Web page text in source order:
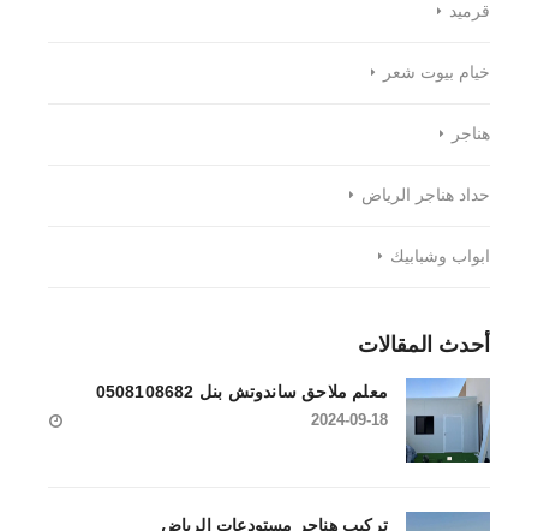
قرميد
خيام بيوت شعر
هناجر
حداد هناجر الرياض
ابواب وشبابيك
أحدث المقالات
معلم ملاحق ساندوتش بنل 0508108682
2024-09-18
تركيب هناجر مستودعات الرياض